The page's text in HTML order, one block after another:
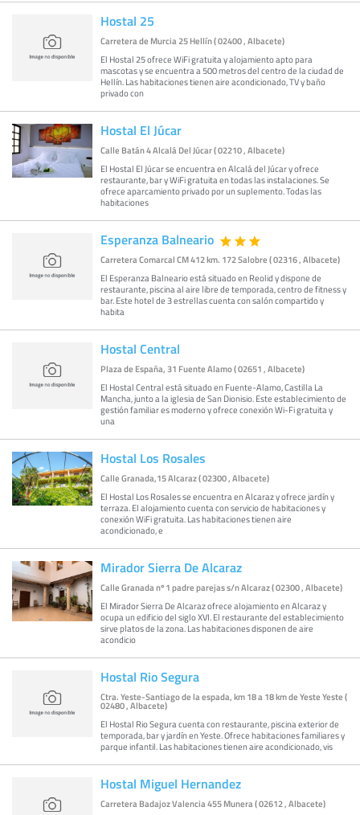
Hostal 25
Carretera de Murcia 25 Hellín ( 02400 , Albacete)
El Hostal 25 ofrece WiFi gratuita y alojamiento apto para
mascotas y se encuentra a 500 metros del centro de la ciudad de
Hellín. Las habitaciones tienen aire acondicionado, TV y baño
privado con
Hostal El Júcar
Calle Batán 4 Alcalá Del Júcar ( 02210 , Albacete)
El Hostal El Júcar se encuentra en Alcalá del Júcar y ofrece
restaurante, bar y WiFi gratuita en todas las instalaciones. Se
ofrece aparcamiento privado por un suplemento. Todas las
habitaciones
Esperanza Balneario
Carretera Comarcal CM 412 km. 172 Salobre ( 02316 , Albacete)
El Esperanza Balneario está situado en Reolid y dispone de
restaurante, piscina al aire libre de temporada, centro de fitness y
bar. Este hotel de 3 estrellas cuenta con salón compartido y
habita
Hostal Central
Plaza de España, 31 Fuente Alamo ( 02651 , Albacete)
El Hostal Central está situado en Fuente-Alamo, Castilla La
Mancha, junto a la iglesia de San Dionisio. Este establecimiento de
gestión familiar es moderno y ofrece conexión Wi-Fi gratuita y
una
Hostal Los Rosales
Calle Granada,15 Alcaraz ( 02300 , Albacete)
El Hostal Los Rosales se encuentra en Alcaraz y ofrece jardín y
terraza. El alojamiento cuenta con servicio de habitaciones y
conexión WiFi gratuita. Las habitaciones tienen aire
acondicionado, e
Mirador Sierra De Alcaraz
Calle Granada nº 1 padre parejas s/n Alcaraz ( 02300 , Albacete)
El Mirador Sierra De Alcaraz ofrece alojamiento en Alcaraz y
ocupa un edificio del siglo XVI. El restaurante del establecimiento
sirve platos de la zona. Las habitaciones disponen de aire
acondicio
Hostal Rio Segura
Ctra. Yeste-Santiago de la espada, km 18 a 18 km de Yeste Yeste (
02480 , Albacete)
El Hostal Rio Segura cuenta con restaurante, piscina exterior de
temporada, bar y jardín en Yeste. Ofrece habitaciones familiares y
parque infantil. Las habitaciones tienen aire acondicionado, vis
Hostal Miguel Hernandez
Carretera Badajoz Valencia 455 Munera ( 02612 , Albacete)